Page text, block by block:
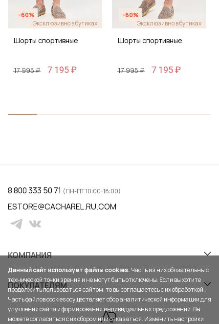
-60%
Эксклюзивно в бутиках
Шорты спортивные
17 995 ₽ 7 195 ₽
-60%
Эксклюзивно в бутиках
Шорты спортивные
17 995 ₽ 7 195 ₽
КОМПАНИЯ
ПОКУПАТЕЛЯМ
8 800 333 50 71 (ПН-ПТ 10:00-18:00)
ESTORE@CACHAREL.RU.COM
Данный сайт использует файлы cookies. Часть из них обязательны с
технической точки зрения и не могут быть отключены. Если вы хотите
продолжить пользоваться сайтом, то вы соглашаетесь с их обработкой.
Часть файлов cookies осуществляет сбор аналитической информации для
улучшения сайта и формирования индивидуальных предложений. Вы
можете согласиться с их сбором или отказаться. Изменить настройки